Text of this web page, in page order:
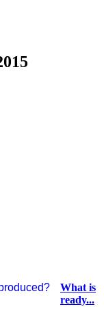
What is
ready...